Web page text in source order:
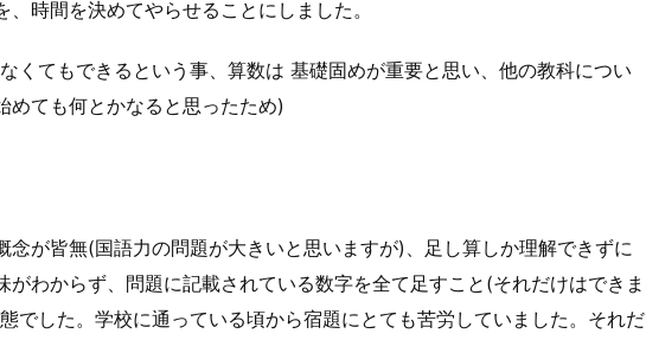
時間を決めてやらせることにしました。
くてもできるという事、算数は 基礎固めが重要と思い、他の教科につい
めても何とかなると思ったため)
念が皆無(国語力の問題が大きいと思いますが)、足し算しか理解できずに
がわからず、問題に記載されている数字を全て足すこと(それだけはできま
でした。学校に通っている頃から宿題にとても苦労していました。それだ